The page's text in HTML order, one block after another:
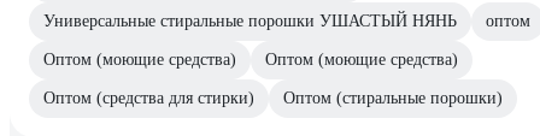
Универсальные стиральные порошки УШАСТЫЙ НЯНЬ оптом
Оптом (моющие средства) Оптом (моющие средства)
Оптом (средства для стирки) Оптом (стиральные порошки)